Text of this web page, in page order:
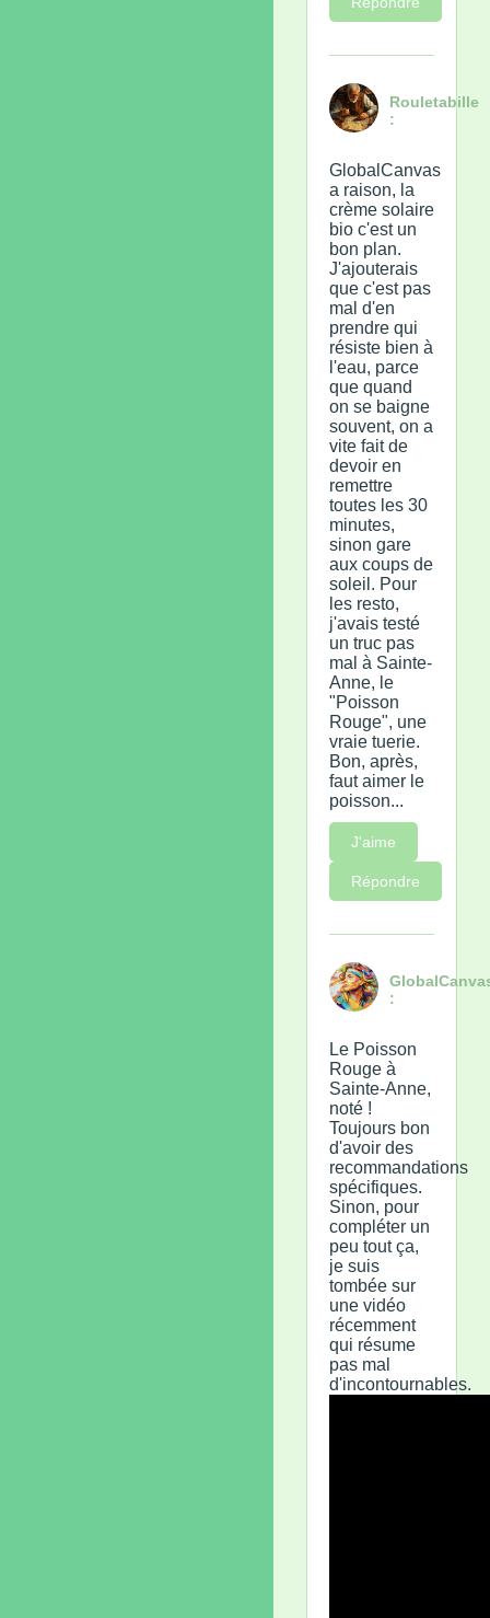
Rouletabille
:
GlobalCanvas
a raison, la
crème solaire
bio c'est un
bon plan.
J'ajouterais
que c'est pas
mal d'en
prendre qui
résiste bien à
l'eau, parce
que quand
on se baigne
souvent, on a
vite fait de
devoir en
remettre
toutes les 30
minutes,
sinon gare
aux coups de
soleil. Pour
les resto,
j'avais testé
un truc pas
mal à Sainte-
Anne, le
"Poisson
Rouge", une
vraie tuerie.
Bon, après,
faut aimer le
poisson...
J'aime
Répondre
:
Le Poisson
Rouge à
Sainte-Anne,
noté !
Toujours bon
d'avoir des
recommandations
spécifiques.
Sinon, pour
compléter un
peu tout ça,
je suis
tombée sur
une vidéo
récemment
qui résume
pas mal
d'incontournables.